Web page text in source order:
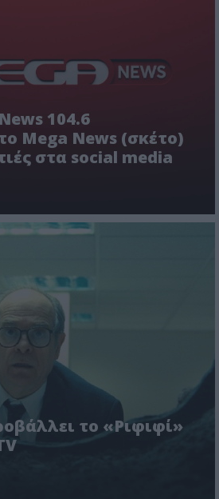
104.6
Mega News (σκέτο)
στα social media
το «Ριφιφί»